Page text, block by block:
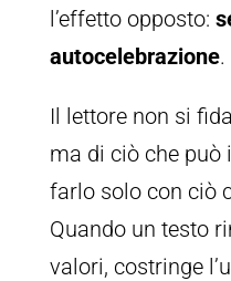
l’effetto opposto:
autocelebrazione.
Il lettore non si
ma di ciò che può
farlo solo con ciò
Quando un testo
valori, costringe